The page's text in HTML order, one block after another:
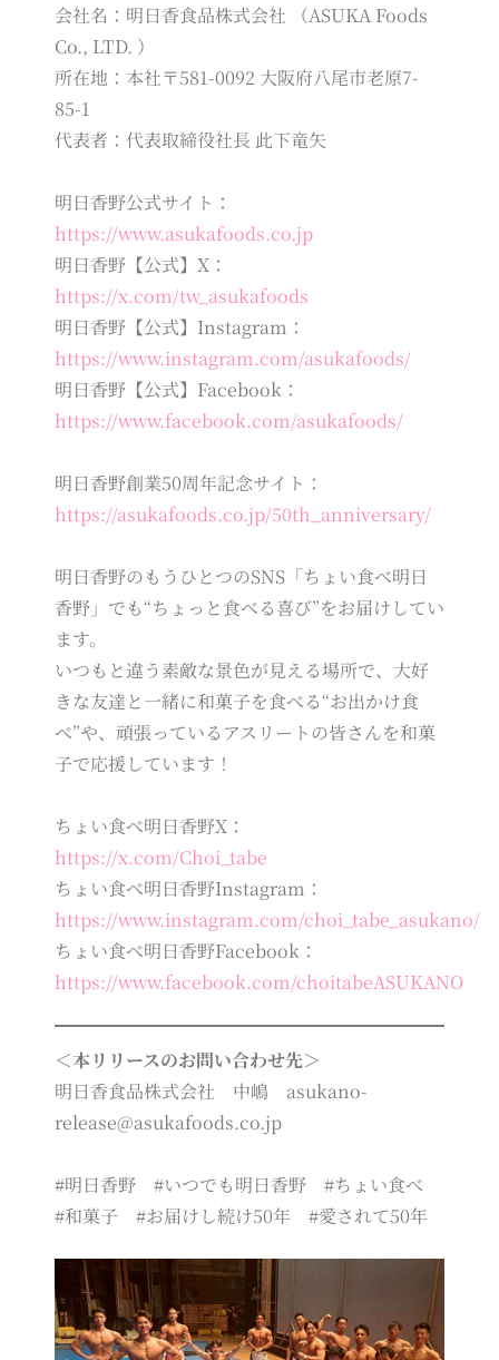
会社名：明日香食品株式会社 （ASUKA Foods
Co., LTD. ）
所在地：本社〒581-0092 大阪府八尾市老原7-
85-1
代表者：代表取締役社長 此下竜矢
明日香野公式サイト：
https://www.asukafoods.co.jp
明日香野【公式】X：
https://x.com/tw_asukafoods
明日香野【公式】Instagram：
https://www.instagram.com/asukafoods/
明日香野【公式】Facebook：
https://www.facebook.com/asukafoods/
明日香野創業50周年記念サイト：
https://asukafoods.co.jp/50th_anniversary/
明日香野のもうひとつのSNS「ちょい食べ明日
香野」でも“ちょっと食べる喜び”をお届けしてい
ます。
いつもと違う素敵な景色が見える場所で、大好
きな友達と一緒に和菓子を食べる“お出かけ食
べ”や、頑張っているアスリートの皆さんを和菓
子で応援しています！
ちょい食べ明日香野X：
https://x.com/Choi_tabe
ちょい食べ明日香野Instagram：
https://www.instagram.com/choi_tabe_asukano/
ちょい食べ明日香野Facebook：
https://www.facebook.com/choitabeASUKANO
＜本リリースのお問い合わせ先＞
明日香食品株式会社 中嶋 asukano-
release@asukafoods.co.jp
#明日香野 #いつでも明日香野 #ちょい食べ
#和菓子 #お届けし続け50年 #愛されて50年